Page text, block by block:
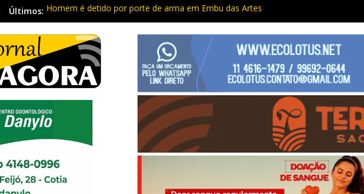
Últimos: Homem é detido por porte de arma em Embu das Artes
Carretas da Capacitação trazem cursos gratuitos para Cotia e Vargem Grande
Traficante é preso com quase 400 porções de drogas no Jardim Rosemeire
Radares de Cotia vão passar por manutenção e vias serão interditadas
PM prende homem com grande quantidade de entorpecentes em Itapevi